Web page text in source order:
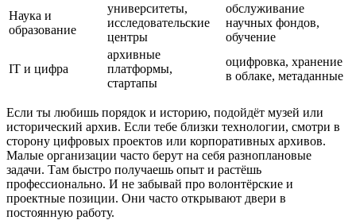
Наука и
образование
университеты,
исследовательские
центры
обслуживание
научных фондов,
обучение
IT и цифра
архивные
платформы,
стартапы
оцифровка, хранение
в облаке, метаданные
Если ты любишь порядок и историю, подойдёт музей или
исторический архив. Если тебе близки технологии, смотри в
сторону цифровых проектов или корпоративных архивов.
Малые организации часто берут на себя разноплановые
задачи. Там быстро получаешь опыт и растёшь
профессионально. И не забывай про волонтёрские и
проектные позиции. Они часто открывают двери в
постоянную работу.